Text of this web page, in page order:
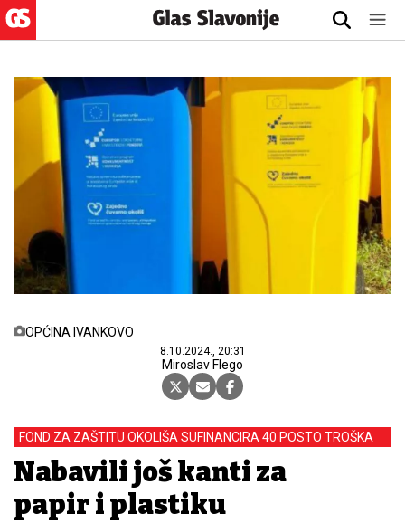
OPĆINA IVANKOVO
8.10.2024., 20:31
Miroslav Flego
FOND ZA ZAŠTITU OKOLIŠA SUFINANCIRA 40 POSTO TROŠKA
Nabavili još kanti za
papir i plastiku